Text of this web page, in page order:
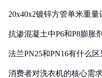
20x40x2镀锌方管单米重
抗渗混凝土中P6和P8膨胀
法兰PN25和PN16有什么区
消费者对洗衣机的核心需